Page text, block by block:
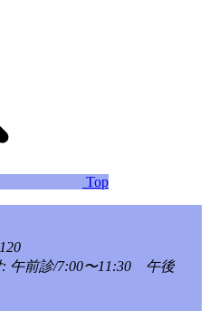
Top
: 午前診/7:00〜11:30 午後